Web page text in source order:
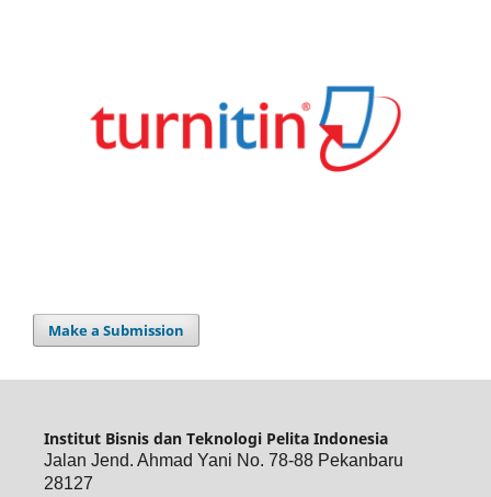
Make a Submission
Institut Bisnis dan Teknologi Pelita Indonesia
Jalan Jend. Ahmad Yani No. 78-88 Pekanbaru
28127